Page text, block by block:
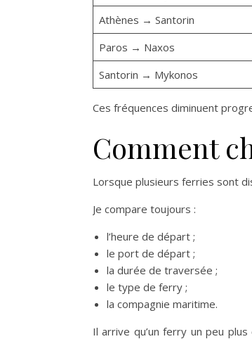
Athènes → Santorin
Paros → Naxos
Santorin → Mykonos
Ces fréquences diminuent
Comment
Lorsque plusieurs ferries sont
Je compare toujours :
l’heure de départ ;
le port de départ ;
la durée de traversée ;
le type de ferry ;
la compagnie maritime.
Il arrive qu’un ferry un peu